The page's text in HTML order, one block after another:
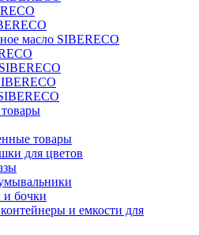
масло SIBERECO
товары
для цветов
бочки
и емкости для